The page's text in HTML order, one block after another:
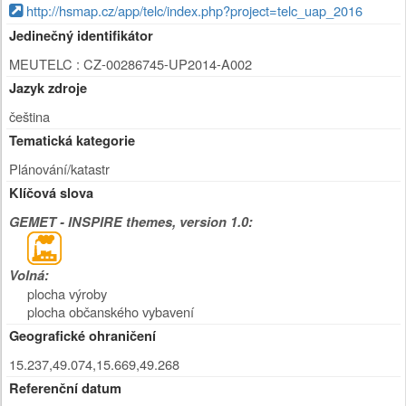
http://hsmap.cz/app/telc/index.php?project=telc_uap_2016
Jedinečný identifikátor
MEUTELC : CZ-00286745-UP2014-A002
Jazyk zdroje
čeština
Tematická kategorie
Plánování/katastr
Klíčová slova
GEMET - INSPIRE themes, version 1.0:
Volná:
plocha výroby
plocha občanského vybavení
Geografické ohraničení
15.237,49.074,15.669,49.268
Referenční datum